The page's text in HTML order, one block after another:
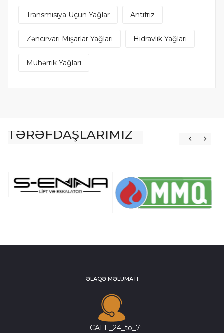
Transmisiya Üçün Yağlar Antifriz
Zəncirvari Mişarlar Yağları Hidravlik Yağları
Mühərrik Yağları
TƏRƏFDAŞLARIMIZ
ƏLAQƏ MƏLUMATI
CALL_24_to_7: